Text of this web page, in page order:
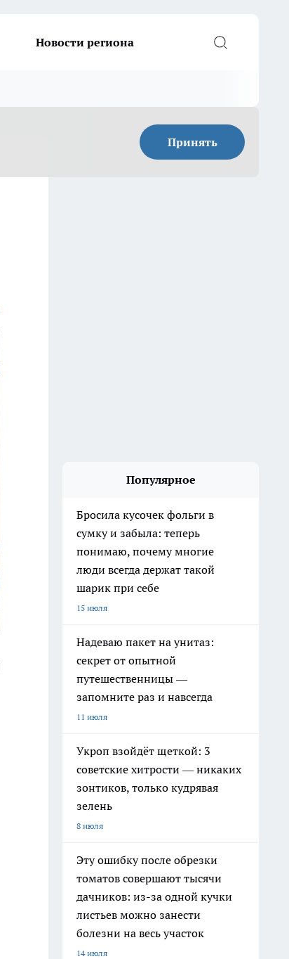
Новости региона
Принять
Популярное
Бросила кусочек фольги в
сумку и забыла: теперь
понимаю, почему многие
люди всегда держат такой
шарик при себе
15 июля
Надеваю пакет на унитаз:
секрет от опытной
путешественницы —
запомните раз и навсегда
11 июля
Укроп взойдёт щеткой: 3
советские хитрости — никаких
зонтиков, только кудрявая
зелень
8 июля
Эту ошибку после обрезки
томатов совершают тысячи
дачников: из-за одной кучки
листьев можно занести
болезни на весь участок
14 июля